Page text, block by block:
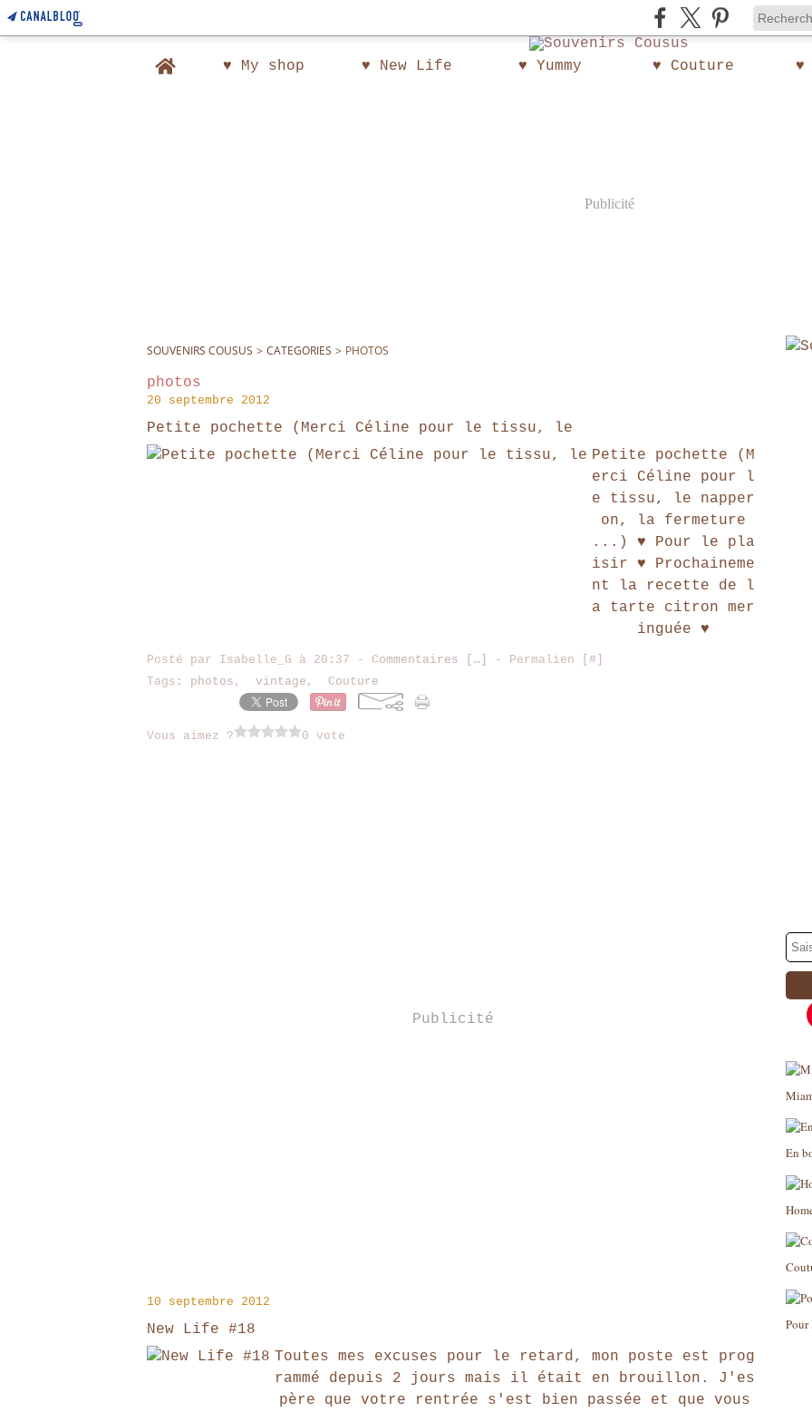
Home ♥ My shop ♥ New Life ♥ Yummy ♥ Couture ♥
Publicité
SOUVENIRS COUSUS > CATEGORIES > PHOTOS
photos
20 septembre 2012
Petite pochette (Merci Céline pour le tissu, le
Petite pochette (M
erci Céline pour l
e tissu, le napper
on, la fermeture
...) ♥ Pour le pla
isir ♥ Prochaineme
nt la recette de l
a tarte citron mer
inguée ♥
Posté par Isabelle_G à 20:37 - Commentaires [ … - Permalien [ #
Tags: photos , vintage , Couture
Vous aimez ? 0 vote
Publicité
10 septembre 2012
New Life #18
Toutes mes excuses pour le retard, mon poste est prog
rammé depuis 2 jours mais il était en brouillon. J'es
père que votre rentrée s'est bien passée et que vous
En